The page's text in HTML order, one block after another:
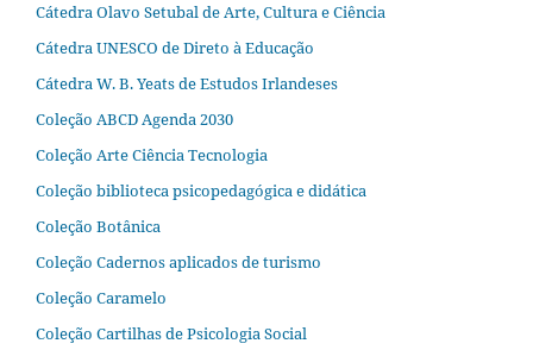
Cátedra Olavo Setubal de Arte, Cultura e Ciência
Cátedra UNESCO de Direto à Educação
Cátedra W. B. Yeats de Estudos Irlandeses
Coleção ABCD Agenda 2030
Coleção Arte Ciência Tecnologia
Coleção biblioteca psicopedagógica e didática
Coleção Botânica
Coleção Cadernos aplicados de turismo
Coleção Caramelo
Coleção Cartilhas de Psicologia Social